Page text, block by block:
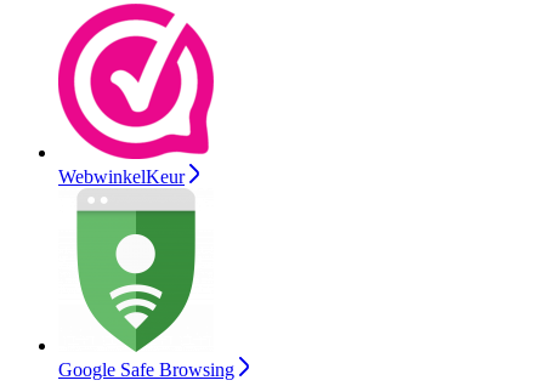
WebwinkelKeur
Google Safe Browsing